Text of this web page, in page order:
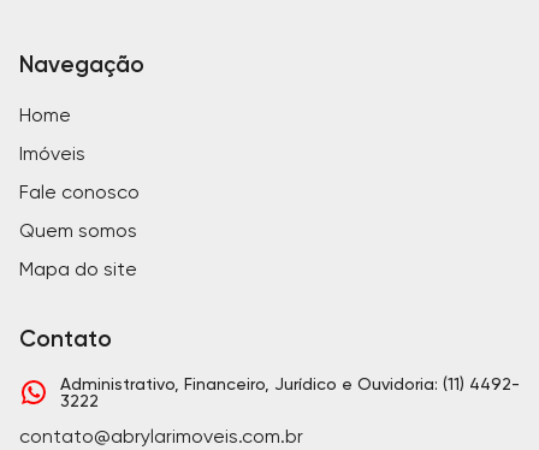
Navegação
Home
Imóveis
Fale conosco
Quem somos
Mapa do site
Contato
Administrativo, Financeiro, Jurídico e Ouvidoria: (11) 4492-
3222
contato@abrylarimoveis.com.br